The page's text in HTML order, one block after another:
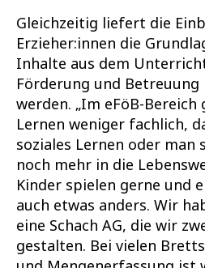
Gleichzeitig liefert die
Erzieher:innen die
Inhalte aus dem
Förderung und
werden. „Im eFöB-
Lernen weniger fachlich,
soziales Lernen oder man
noch mehr in die
Kinder spielen gerne und
auch etwas anders. Wir
eine Schach AG, die wir
gestalten. Bei vielen